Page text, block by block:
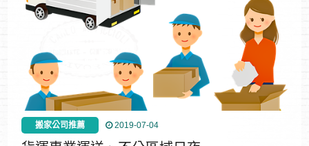
搬家公司推薦 2019-07-04